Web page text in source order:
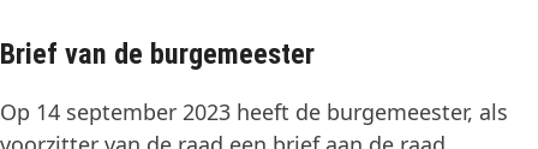
Brief van de burgemeester
Op 14 september 2023 heeft de burgemeester, als